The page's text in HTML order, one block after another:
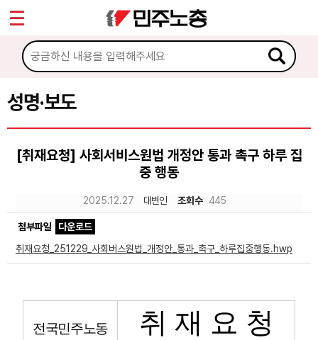
성명·보도
[취재요청] 사회서비스원법 개정안 통과 촉구 하루 집
중 행동
2025.12.27 대변인 조회수 445
첨부파일
다운로드
취재요청_251229_사회버스원법_개정안_통과_촉구_하루집중행동.hwp
전국민주노동
취 재 요 청
마이페이지
소개
소식
공지사항
성명·보도
노동상담
자료
Sketchbook5, 스케치북5
Sketchbook5, 스케치북5